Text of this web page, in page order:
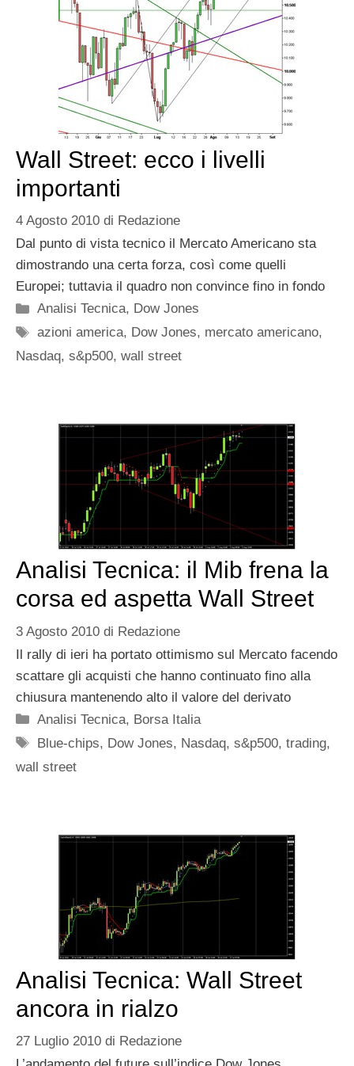
Wall Street: ecco i livelli
importanti
4 Agosto 2010 di Redazione
Dal punto di vista tecnico il Mercato Americano sta
dimostrando una certa forza, così come quelli
Europei; tuttavia il quadro non convince fino in fondo
Categorie
Analisi Tecnica, Dow Jones
Tag
azioni america, Dow Jones, mercato americano,
Nasdaq, s&p500, wall street
Analisi Tecnica: il Mib frena la
corsa ed aspetta Wall Street
3 Agosto 2010 di Redazione
Il rally di ieri ha portato ottimismo sul Mercato facendo
scattare gli acquisti che hanno continuato fino alla
chiusura mantenendo alto il valore del derivato
Categorie
Analisi Tecnica, Borsa Italia
Tag
Blue-chips, Dow Jones, Nasdaq,s&p500,trading,
wall street
Analisi Tecnica: Wall Street
ancora in rialzo
27 Luglio 2010 di Redazione